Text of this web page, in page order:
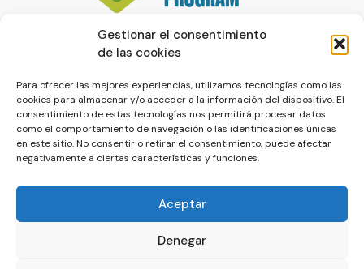
Gestionar el consentimiento
de las cookies
Para ofrecer las mejores experiencias, utilizamos tecnologías como las
cookies para almacenar y/o acceder a la información del dispositivo. El
consentimiento de estas tecnologías nos permitirá procesar datos
como el comportamiento de navegación o las identificaciones únicas
en este sitio. No consentir o retirar el consentimiento, puede afectar
negativamente a ciertas características y funciones.
Aceptar
Denegar